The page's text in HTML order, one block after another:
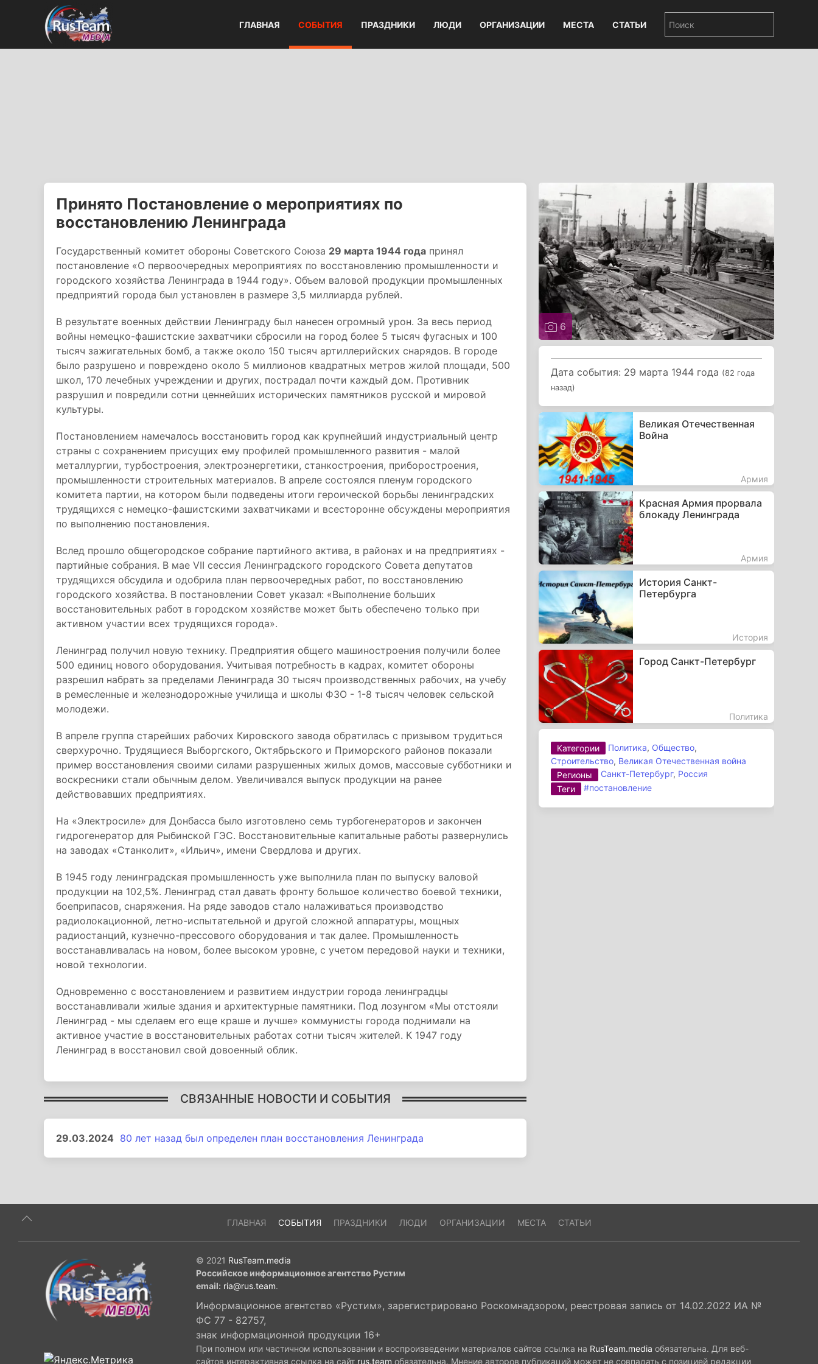
ГЛАВНАЯ СОБЫТИЯ ПРАЗДНИКИ ЛЮДИ ОРГАНИЗАЦИИ МЕСТА СТАТЬИ
Принято Постановление о мероприятиях по
восстановлению Ленинграда
Государственный комитет обороны Советского Союза 29 марта 1944 года принял
постановление «О первоочередных мероприятиях по восстановлению промышленности и
городского хозяйства Ленинграда в 1944 году». Объем валовой продукции промышленных
предприятий города был установлен в размере 3,5 миллиарда рублей.
В результате военных действии Ленинграду был нанесен огромный урон. За весь период
войны немецко-фашистские захватчики сбросили на город более 5 тысяч фугасных и 100
тысяч зажигательных бомб, а также около 150 тысяч артиллерийских снарядов. В городе
было разрушено и повреждено около 5 миллионов квадратных метров жилой площади, 500
школ, 170 лечебных учреждении и других, пострадал почти каждый дом. Противник
разрушил и повредили сотни ценнейших исторических памятников русской и мировой
культуры.
Постановлением намечалось восстановить город как крупнейший индустриальный центр
страны с сохранением присущих ему профилей промышленного развития - малой
металлургии, турбостроения, электроэнергетики, станкостроения, приборостроения,
промышленности строительных материалов. В апреле состоялся пленум городского
комитета партии, на котором были подведены итоги героической борьбы ленинградских
трудящихся с немецко-фашистскими захватчиками и всесторонне обсуждены мероприятия
по выполнению постановления.
Вслед прошло общегородское собрание партийного актива, в районах и на предприятиях -
партийные собрания. В мае VII сессия Ленинградского городского Совета депутатов
трудящихся обсудила и одобрила план первоочередных работ, по восстановлению
городского хозяйства. В постановлении Совет указал: «Выполнение больших
восстановительных работ в городском хозяйстве может быть обеспечено только при
активном участии всех трудящихся города».
Ленинград получил новую технику. Предприятия общего машиностроения получили более
500 единиц нового оборудования. Учитывая потребность в кадрах, комитет обороны
разрешил набрать за пределами Ленинграда 30 тысяч производственных рабочих, на учебу
в ремесленные и железнодорожные училища и школы ФЗО - 1-8 тысяч человек сельской
молодежи.
В апреле группа старейших рабочих Кировского завода обратилась с призывом трудиться
сверхурочно. Трудящиеся Выборгского, Октябрьского и Приморского районов показали
пример восстановления своими силами разрушенных жилых домов, массовые субботники и
воскресники стали обычным делом. Увеличивался выпуск продукции на ранее
действовавших предприятиях.
На «Электросиле» для Донбасса было изготовлено семь турбогенераторов и закончен
гидрогенератор для Рыбинской ГЭС. Восстановительные капитальные работы развернулись
на заводах «Станколит», «Ильич», имени Свердлова и других.
В 1945 году ленинградская промышленность уже выполнила план по выпуску валовой
продукции на 102,5%. Ленинград стал давать фронту большое количество боевой техники,
боеприпасов, снаряжения. На ряде заводов стало налаживаться производство
радиолокационной, летно-испытательной и другой сложной аппаратуры, мощных
радиостанций, кузнечно-прессового оборудования и так далее. Промышленность
восстанавливалась на новом, более высоком уровне, с учетом передовой науки и техники,
новой технологии.
Одновременно с восстановлением и развитием индустрии города ленинградцы
восстанавливали жилые здания и архитектурные памятники. Под лозунгом «Мы отстояли
Ленинград - мы сделаем его еще краше и лучше» коммунисты города поднимали на
активное участие в восстановительных работах сотни тысяч жителей. К 1947 году
Ленинград в восстановил свой довоенный облик.
СВЯЗАННЫЕ НОВОСТИ И СОБЫТИЯ
29.03.2024 80 лет назад был определен план восстановления Ленинграда
6
Дата события: 29 марта 1944 года (82 года
назад)
Великая Отечественная
Война
Армия
Красная Армия прорвала
блокаду Ленинграда
Армия
История Санкт-
Петербурга
История
Город Санкт-Петербург
Политика
Категории Политика, Общество,
Строительство, Великая Отечественная война
Регионы
Санкт-Петербург, Россия
Теги
#постановление
ГЛАВНАЯ СОБЫТИЯ ПРАЗДНИКИ ЛЮДИ ОРГАНИЗАЦИИ МЕСТА СТАТЬИ
© 2021 RusTeam.media
Российское информационное агентство Рустим
email: ria@rus.team.
Информационное агентство «Рустим», зарегистрировано Роскомнадзором, реестровая запись от 14.02.2022 ИА №
ФС 77 - 82757,
знак информационной продукции 16+
При полном или частичном использовании и воспроизведении материалов сайтов ссылка на RusTeam.media обязательна. Для веб-
сайтов интерактивная ссылка на сайт rus.team обязательна. Мнение авторов публикаций может не совпадать с позицией редакции